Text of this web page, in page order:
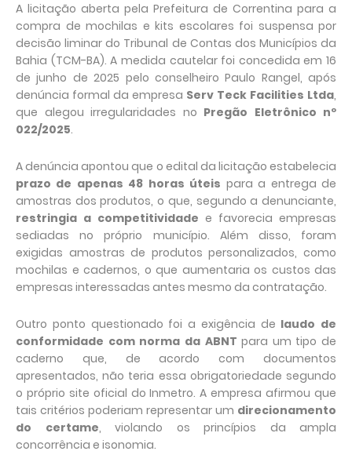
A licitação aberta pela Prefeitura de Correntina para a
compra de mochilas e kits escolares foi suspensa por
decisão liminar do Tribunal de Contas dos Municípios da
Bahia (TCM-BA). A medida cautelar foi concedida em 16
de junho de 2025 pelo conselheiro Paulo Rangel, após
denúncia formal da empresa Serv Teck Facilities Ltda,
que alegou irregularidades no Pregão Eletrônico nº
022/2025.
A denúncia apontou que o edital da licitação estabelecia
prazo de apenas 48 horas úteis para a entrega de
amostras dos produtos, o que, segundo a denunciante,
restringia a competitividade e favorecia empresas
sediadas no próprio município. Além disso, foram
exigidas amostras de produtos personalizados, como
mochilas e cadernos, o que aumentaria os custos das
empresas interessadas antes mesmo da contratação.
Outro ponto questionado foi a exigência de laudo de
conformidade com norma da ABNT para um tipo de
caderno que, de acordo com documentos
apresentados, não teria essa obrigatoriedade segundo
o próprio site oficial do Inmetro. A empresa afirmou que
tais critérios poderiam representar um direcionamento
do certame, violando os princípios da ampla
concorrência e isonomia.